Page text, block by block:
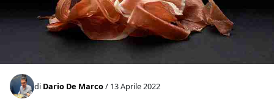
di Dario De Marco/ 13 Aprile 2022